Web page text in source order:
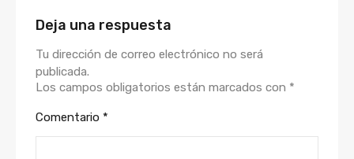
Deja una respuesta
Tu dirección de correo electrónico no será
publicada.
Los campos obligatorios están marcados con *
Comentario *